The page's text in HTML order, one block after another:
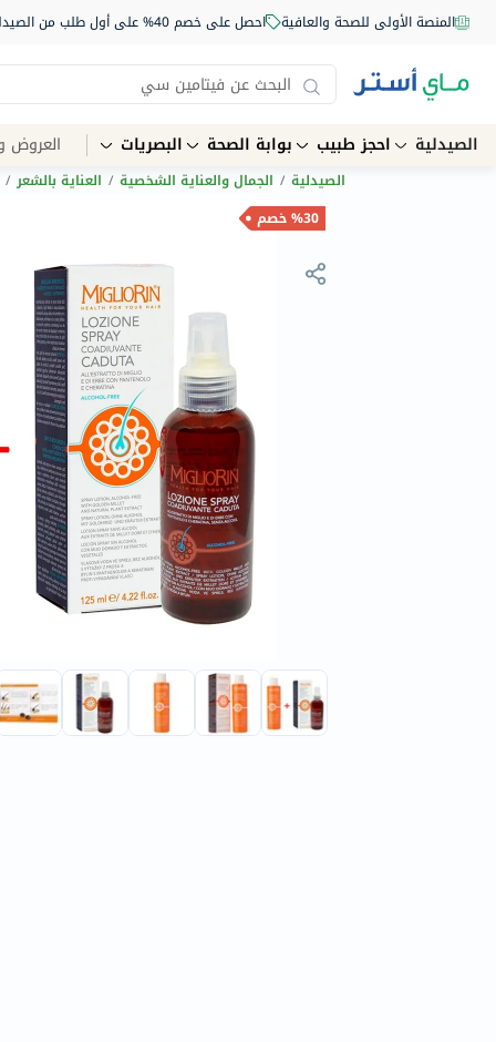
المنصة الأولى للصحة والعافية احصل على خصم 40% على أول طلب من الصيدلية أونلاين استخدم الكود: NEW40
الصيدلية احجز طبيب بوابة الصحة البصريات العروض
الصيدلية / الجمال والعناية الشخصية / العناية بالشعر /
%30 خصم